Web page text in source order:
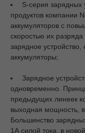
S-серия зарядных
продуктов компании
аккумуляторов с
скоростью их
зарядное
аккумуляторы;
Зарядное
одновременно.
предыдущих линеек
выходная мощность,
Большинство
1А силой тока, в